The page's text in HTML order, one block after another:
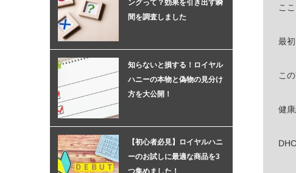
こ
最
こ
健
ングって？効果を引き出す瞬
間を調査しました
知らないと損する！ロイヤル
ハニーの本物と偽物の見分け
方を大公開！
【初心者必見】ロイヤルハニ
ーのお試しに最適な商品を3
つ集めました！